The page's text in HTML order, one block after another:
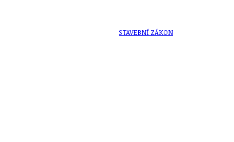
STAVEBNÍ ZÁKON